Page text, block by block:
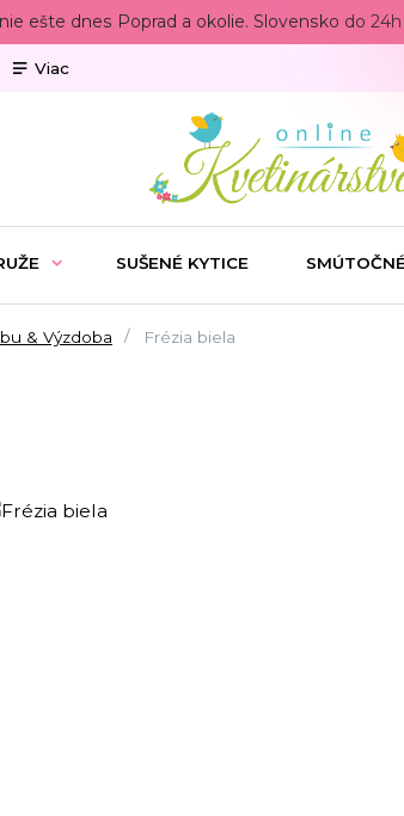
ešte dnes Poprad a okolie. Slovensko do
Viac
SUŠENÉ KYTICE
& Výzdoba Frézia biela